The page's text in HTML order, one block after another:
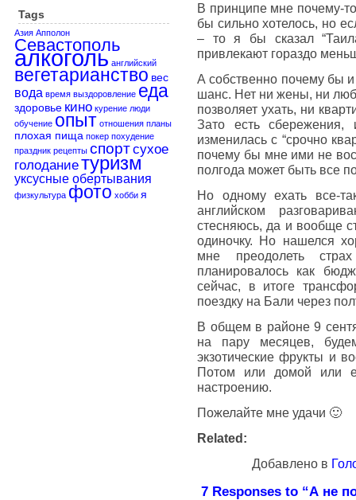
Tags
Азия Апполон
Севастополь
алкоголь английский
вегетарианство вес
вода время выздоровление еда
здоровье кино курение люди
обучение опыт отношения планы
плохая пища покер похудение
праздник рецепты спортсухое
голоданиетуризм
уксусные обертывания
физкультура фото хобби я
В принципе мне почему-
бы сильно хотелось, но
– то я бы сказал
привлекают гораздо
А собственно почему бы
шанс. Нет ни жены, ни
позволяет ухать, ни
Зато есть
изменилась с “срочно
почему бы мне ими не
полгода может быть все
Но одному ехать все-
английском
стесняюсь, да и вообще
одиночку. Но нашелся
мне преодолеть
планировалось как
сейчас, в итоге
поездку на Бали через
В общем в районе 9
на пару месяцев,
экзотические фрукты и
Потом или домой или
настроению.
Пожелайте мне удачи 🙂
Related:
Добавлено в
7 Responses to “А не